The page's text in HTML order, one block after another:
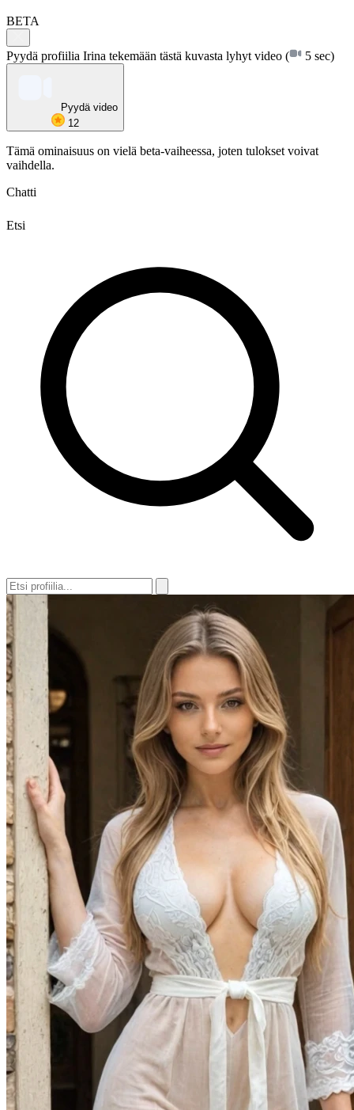
BETA
Pyydä profiilia Irina tekemään tästä kuvasta lyhyt video ( 5 sec)
Pyydä video
12
Tämä ominaisuus on vielä beta-vaiheessa, joten tulokset voivat
vaihdella.
Chatti
Etsi